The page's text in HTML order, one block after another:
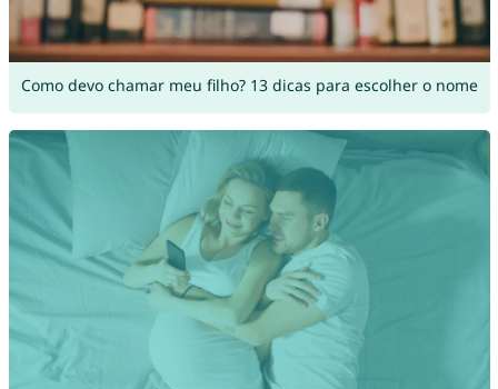
Como devo chamar meu filho? 13 dicas para escolher o nome